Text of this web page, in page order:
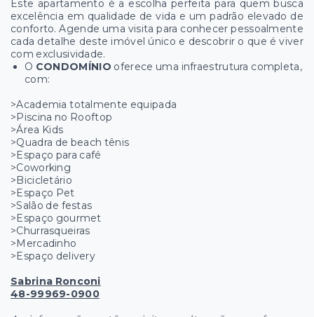
Este apartamento é a escolha perfeita para quem busca
excelência em qualidade de vida e um padrão elevado de
conforto. Agende uma visita para conhecer pessoalmente
cada detalhe deste imóvel único e descobrir o que é viver
com exclusividade.
O CONDOMÍNIO oferece uma infraestrutura completa,
com:
>Academia totalmente equipada
>Piscina no Rooftop
>Área Kids
>Quadra de beach tênis
>Espaço para café
>Coworking
>Bicicletário
>Espaço Pet
>Salão de festas
>Espaço gourmet
>Churrasqueiras
>Mercadinho
>Espaço delivery
Sabrina Ronconi
48-99969-0900